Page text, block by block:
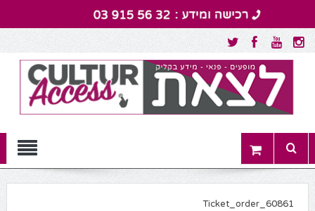
Menu
Ticket_order_60861